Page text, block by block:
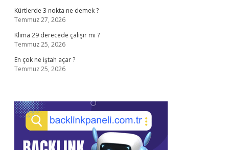
Kürtlerde 3 nokta ne demek ?
Temmuz 27, 2026
Klima 29 derecede çalışır mı ?
Temmuz 25, 2026
En çok ne iştah açar ?
Temmuz 25, 2026